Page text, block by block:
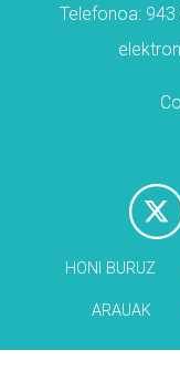
Telefonoa:
HONI BURUZ
ARAUAK